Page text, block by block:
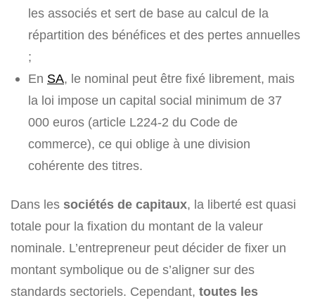
les associés et sert de base au calcul de la
répartition des bénéfices et des pertes annuelles
;
En SA, le nominal peut être fixé librement, mais
la loi impose un capital social minimum de 37
000 euros (article L224-2 du Code de
commerce), ce qui oblige à une division
cohérente des titres.
Dans les sociétés de capitaux, la liberté est quasi
totale pour la fixation du montant de la valeur
nominale. L’entrepreneur peut décider de fixer un
montant symbolique ou de s’aligner sur des
standards sectoriels. Cependant, toutes les